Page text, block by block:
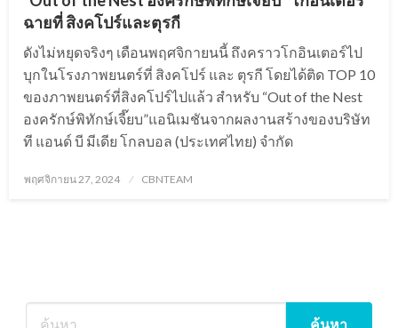
ฉายที่ สิงคโปร์และตุรกี
ดังไม่หยุดจริงๆ เดือนพฤศจิกายนนี้ ถึงคราวโกอินเตอร์ไป
บุกในโรงภาพยนตร์ที่ สิงคโปร์ และ ตุรกี โดยได้ติด TOP 10
ของภาพยนตร์ที่สิงคโปร์ไปแล้ว สำหรับ “Out of the Nest
องครักษ์พิทักษ์เจี๊ยบ”แอนิเมชันจากผลงานสร้างของบริษัท
ที แอนด์ บี มีเดีย โกลบอล (ประเทศไทย) จำกัด
Posted
พฤศจิกายน 27, 2024 CBNTEAM